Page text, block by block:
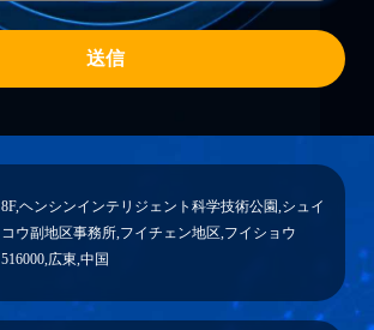
送信
8F,ヘンシンインテリジェント科学技術公園,シュイ
コウ副地区事務所,フイチェン地区,フイショウ
516000,広東,中国